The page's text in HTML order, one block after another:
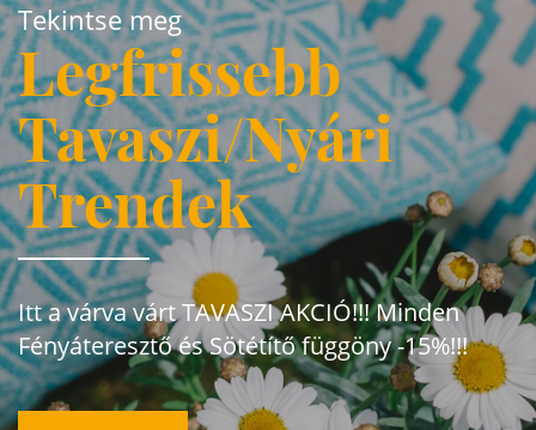
Tekintse meg
Legfrissebb
Tavaszi/Nyári
Trendek
Itt a várva várt TAVASZI AKCIÓ!!! Minden
Fényáteresztő és Sötétítő függöny -15%!!!